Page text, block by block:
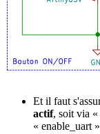
Et il faut
actif, soit via «
« enable_uart